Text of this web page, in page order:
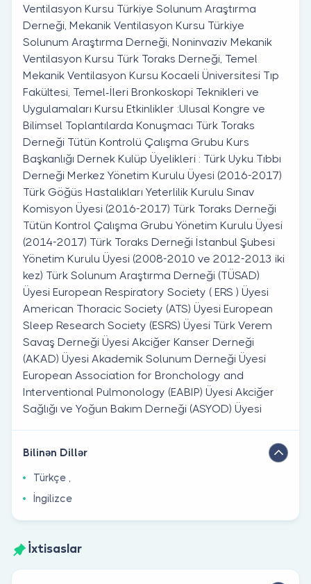
Ventilasyon Kursu Türkiye Solunum Araştırma
Derneği, Mekanik Ventilasyon Kursu Türkiye
Solunum Araştırma Derneği, Noninvaziv Mekanik
Ventilasyon Kursu Türk Toraks Derneği, Temel
Mekanik Ventilasyon Kursu Kocaeli Üniversitesi Tıp
Fakültesi, Temel-İleri Bronkoskopi Teknikleri ve
Uygulamaları Kursu Etkinlikler :Ulusal Kongre ve
Bilimsel Toplantılarda Konuşmacı Türk Toraks
Derneği Tütün Kontrolü Çalışma Grubu Kurs
Başkanlığı Dernek Kulüp Üyelikleri : Türk Uyku Tıbbı
Derneği Merkez Yönetim Kurulu Üyesi (2016-2017)
Türk Göğüs Hastalıkları Yeterlilik Kurulu Sınav
Komisyon Üyesi (2016-2017) Türk Toraks Derneği
Tütün Kontrol Çalışma Grubu Yönetim Kurulu Üyesi
(2014-2017) Türk Toraks Derneği İstanbul Şubesi
Yönetim Kurulu Üyesi (2008-2010 ve 2012-2013 iki
kez) Türk Solunum Araştırma Derneği (TÜSAD)
Üyesi European Respiratory Society ( ERS ) Üyesi
American Thoracic Society (ATS) Üyesi European
Sleep Research Society (ESRS) Üyesi Türk Verem
Savaş Derneği Üyesi Akciğer Kanser Derneği
(AKAD) Üyesi Akademik Solunum Derneği Üyesi
European Association for Bronchology and
Interventional Pulmonology (EABIP) Üyesi Akciğer
Sağlığı ve Yoğun Bakım Derneği (ASYOD) Üyesi
Bilinən Dillər
Türkçe ,
İngilizce
İxtisaslar